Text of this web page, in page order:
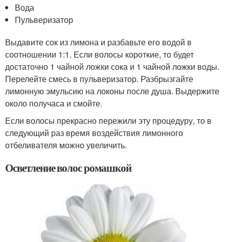
Вода
Пульверизатор
Выдавите сок из лимона и разбавьте его водой в
соотношении 1:1. Если волосы короткие, то будет
достаточно 1 чайной ложки сока и 1 чайной ложки воды.
Перелейте смесь в пульверизатор. Разбрызгайте
лимонную эмульсию на локоны после душа. Выдержите
около получаса и смойте.
Если волосы прекрасно пережили эту процедуру, то в
следующий раз время воздействия лимонного
отбеливателя можно увеличить.
Осветление волос ромашкой